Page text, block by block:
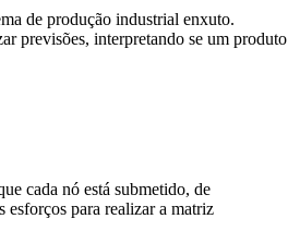
de produção industrial enxuto.
previsões, interpretando se um produto
cada nó está submetido, de
esforços para realizar a matriz